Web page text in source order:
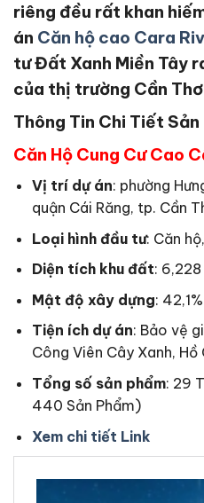
riêng đều rất khan
án Căn hộ cao Cara
tư Đất Xanh Miền Tây
của thị trường Cần
Thông Tin Chi Tiết Sản
Căn Hộ Cung Cư Cao
Vị trí dự án: phường
quận Cái Răng, tp. Cần
Loại hình đầu tư: Căn
Diện tích khu đất:
Mật độ xây dựng: 42,1%
Tiện ích dự án: Bảo vệ
Công Viên Cây Xanh, Hồ
Tổng số sản phẩm: 29
440 Sản Phẩm)
Xem chi tiết Link